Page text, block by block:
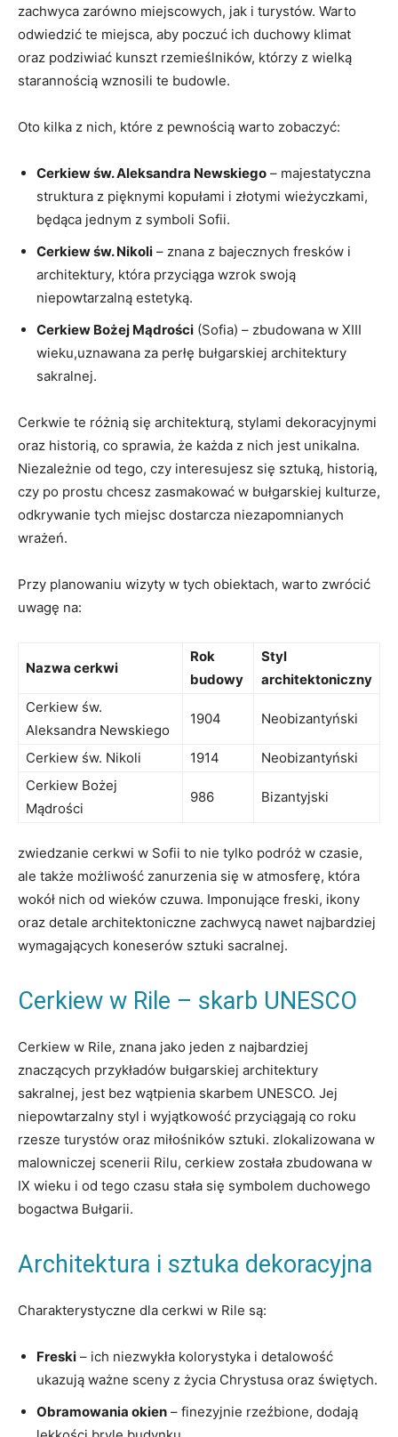
zachwyca zarówno miejscowych, jak i turystów. Warto
odwiedzić ‍te miejsca, aby poczuć ich ⁤duchowy klimat⁢
oraz podziwiać kunszt⁣ rzemieślników, którzy​ z wielką
⁤starannością wznosili te budowle.
Oto kilka ⁤z nich, które z pewnością warto zobaczyć:
Cerkiew św. ‌Aleksandra Newskiego – majestatyczna
struktura‌ z pięknymi kopułami i złotymi wieżyczkami,
będąca jednym z symboli Sofii.
Cerkiew św. Nikoli – znana ⁣z bajecznych fresków⁤ i
architektury, która przyciąga wzrok swoją
niepowtarzalną estetyką.
Cerkiew Bożej Mądrości (Sofia) – zbudowana w XIII⁣
wieku,uznawana za perłę bułgarskiej architektury
sakralnej.
Cerkwie te różnią się ‍architekturą, stylami dekoracyjnymi
oraz historią, co sprawia, że każda z nich jest unikalna.
Niezależnie od tego, czy interesujesz się sztuką, historią,
czy po prostu chcesz ‍zasmakować ‌w bułgarskiej kulturze,
odkrywanie tych ‍miejsc dostarcza niezapomnianych
wrażeń.
Przy planowaniu wizyty w tych obiektach, warto​ zwrócić​
uwagę na:
Nazwa‍ cerkwi
Rok
budowy
Styl
architektoniczny
Cerkiew św.
Aleksandra Newskiego
1904 Neobizantyński
Cerkiew św. Nikoli 1914
Neobizantyński
Cerkiew Bożej
Mądrości
986 Bizantyjski
zwiedzanie cerkwi w Sofii to nie‍ tylko podróż w czasie,
ale także możliwość zanurzenia się w atmosferę, która
wokół nich od wieków czuwa. Imponujące freski, ⁣ikony
oraz ‍detale architektoniczne zachwycą nawet najbardziej
wymagających koneserów sztuki sacralnej.
Cerkiew w Rile – skarb UNESCO
Cerkiew⁢ w Rile, znana jako jeden ​z ‌najbardziej
znaczących przykładów bułgarskiej architektury
sakralnej, jest bez‍ wątpienia skarbem UNESCO. Jej
niepowtarzalny styl i wyjątkowość przyciągają co roku
rzesze turystów oraz miłośników⁣ sztuki. zlokalizowana w
⁤malowniczej scenerii Rilu, cerkiew została zbudowana w ​
IX ⁢wieku i od tego‍ czasu stała się symbolem duchowego
bogactwa Bułgarii.
Architektura i sztuka dekoracyjna
Charakterystyczne dla cerkwi w Rile są:
Freski – ich niezwykła kolorystyka i detalowość
ukazują ważne sceny ‌z życia Chrystusa oraz ​świętych.
Obramowania okien – finezyjnie rzeźbione, dodają